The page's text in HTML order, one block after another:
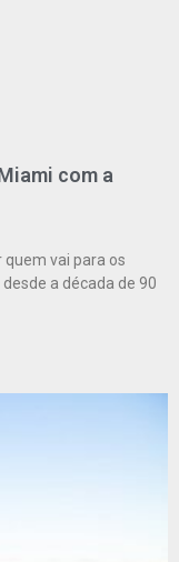
com a
vai para os
a década de 90